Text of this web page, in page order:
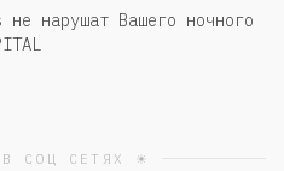
нарушат Вашего ночного
СОЦ СЕТЯХ ☀